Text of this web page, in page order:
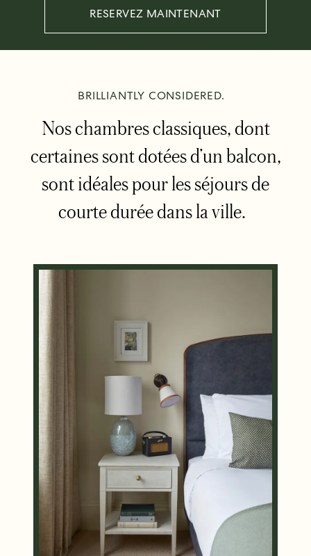
RESERVEZ MAINTENANT
BRILLIANTLY CONSIDERED.
Nos chambres classiques, dont
certaines sont dotées d’un balcon,
sont idéales pour les séjours de
courte durée dans la ville.